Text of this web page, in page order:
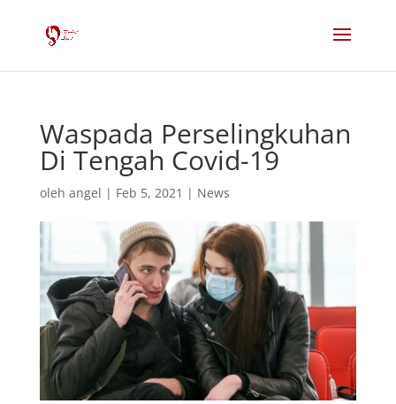
Waspada Perselingkuhan
Di Tengah Covid-19
oleh angel | Feb 5, 2021 | News